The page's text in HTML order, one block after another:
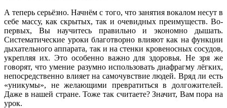
А теперь серьёзно. Начнём с того, что занятия вокалом несут в
себе массу, как скрытых, так и очевидных преимуществ. Во-
первых, Вы научитесь правильно и экономно дышать.
Систематические уроки благотворно влияют как на функции
дыхательного аппарата, так и на стенки кровеносных сосудов,
укрепляя их. Это особенно важно для здоровья. Не зря же
говорят, что умение разумно использовать диафрагму лёгких,
непосредственно влияет на самочувствие людей. Вряд ли есть
«уникумы», не желающими превратиться в долгожителей.
Даже в нашей стране. Тоже так считаете? Значит, Вам пора на
урок.